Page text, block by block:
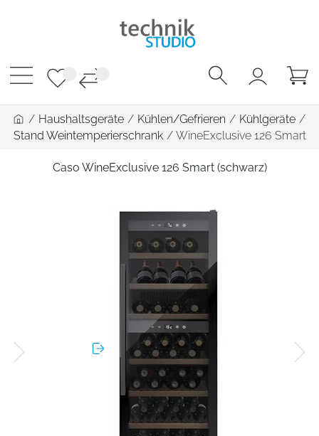
/ Haushaltsgeräte / Kühlen/Gefrieren / Kühlgeräte /
Stand Weintemperierschrank / WineExclusive 126 Smart
Caso WineExclusive 126 Smart (schwarz)